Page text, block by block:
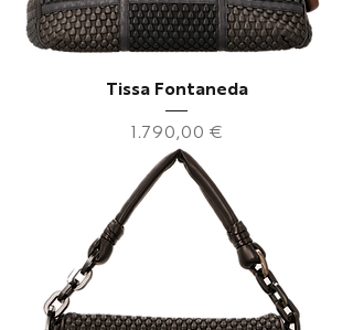
Tissa Fontaneda
Preis
1.790,00 €